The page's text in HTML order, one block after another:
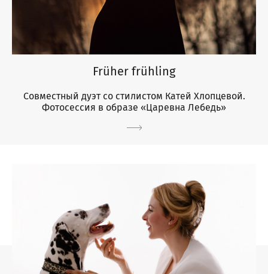
Früher frühling
Совместный дуэт со стилистом Катей Хлопцевой.
Фотосессия в образе «Царевна Лебедь»